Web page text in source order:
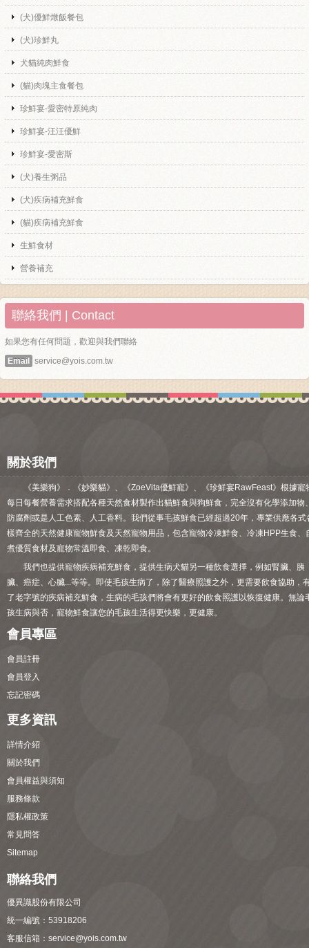
(犬)優鮮燉飯餐包
(犬)珍鮮丸
犬貓純肉鮮食
(貓)肉塊主食餐包
珍鮮宴-愛密特原純肉
珍鮮宴-汪汪優鮮
珍鮮宴-愛密斯
(犬)養生粥品
(犬)疾病補充鮮食
(貓)疾病補充鮮食
生鮮食材
營養補充
聯絡我們 | Contact
如果您有任何問題，歡迎與我們聯絡
Email
service@yois.com.tw
關於我們
《美樂狗》．《妙樂貓》、《ZoeVita優鮮寵》、《珍鮮宴RawFeast》根據寵
每日每餐營養需求搭配各種天然食材製作出貓鮮食與狗鮮食，完全沒有化學添加物
防腐劑或是人工色素、人工香料。我們從事毛孩鮮食已經超過20年，專業供應各式
樣齊全的天然健康寵物鮮食及天然寵物用品，包含寵物冷凍鮮食、冷凍HPP生食、
煮優質食材及寵物常溫即食、凍乾即食。
我們也提供寵物疾病補充鮮食，提供生病犬貓另一種飲食選擇，例如腎臟、胰
臟、癌症、心臟...等等。即使毛孩生病了，除了醫療照護之外，更需要飲食協助，
了老字號的疾病補充鮮食，生病的毛孩們將會有更好的飲食照護以恢復健康。無論
孩生病與否，寵物鮮食讓您的毛孩生活得更快樂，更健康。
會員專區
會員註冊
會員登入
忘記密碼
更多資訊
詳情介紹
關於我們
會員權益與須知
服務條款
隱私權政策
常見問答
Sitemap
聯絡我們
優異識股份有限公司
統一編號：53918206
客服信箱： service@yois.com.tw